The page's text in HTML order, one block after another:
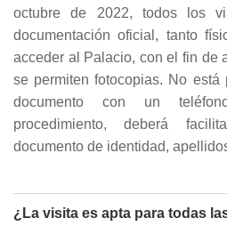
octubre de 2022, todos los
documentación oficial, tanto
acceder al Palacio, con el fin de
se permiten fotocopias. No está
documento con un
procedimiento, deberá
documento de identidad,
¿La visita es apta para todas